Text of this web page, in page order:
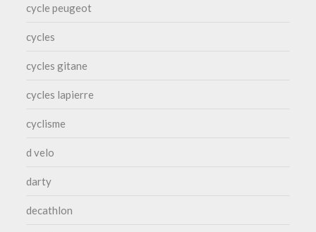
cycle peugeot
cycles
cycles gitane
cycles lapierre
cyclisme
d velo
darty
decathlon